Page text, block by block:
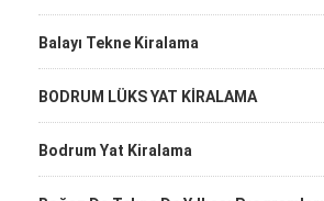
Balayı Tekne Kiralama
BODRUM LÜKS YAT KİRALAMA
Bodrum Yat Kiralama